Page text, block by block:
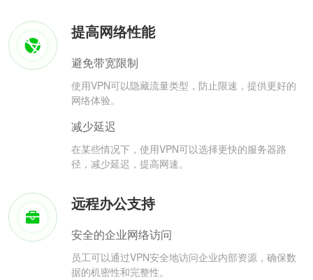
提高网络性能
避免带宽限制
使用VPN可以隐藏流量类型，防止限速，提供更好的
网络体验。
减少延迟
在某些情况下，使用VPN可以选择更快的服务器路
径，减少延迟，提高网速。
远程办公支持
安全的企业网络访问
员工可以通过VPN安全地访问企业内部资源，确保数
据的机密性和完整性。